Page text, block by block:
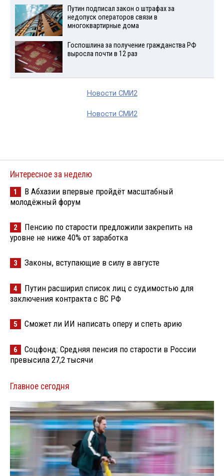
Путин подписал закон о штрафах за
недопуск операторов связи в
многоквартирные дома
Госпошлина за получение гражданства РФ
выросла почти в 12 раз
Новости СМИ2
Новости СМИ2
Интересное за неделю
1
В Абхазии впервые пройдёт масштабный
молодёжный форум
2
Пенсию по старости предложили закрепить на
уровне не ниже 40% от заработка
3 Законы, вступающие в силу в августе
4
Путин расширил список лиц с судимостью для
заключения контракта с ВС РФ
5 Сможет ли ИИ написать оперу и спеть арию
6
Соцфонд: Средняя пенсия по старости в России
превысила 27,2 тысячи
Главное сегодня